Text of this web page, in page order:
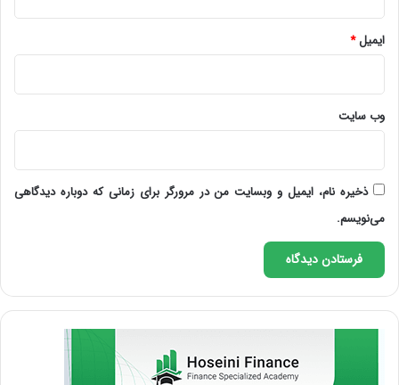
ایمیل*
وب‌ سایت
ذخیره نام، ایمیل و وبسایت من در مرورگر برای زمانی که دوباره دیدگاهی
می‌نویسم.